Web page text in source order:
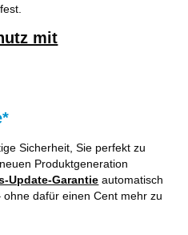
Sicherheit, Sie perfekt zu
Produktgeneration
Update-Garantie automatisch
dafür einen Cent mehr zu